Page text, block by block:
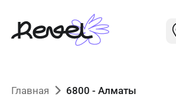
Главная 6800 - Алматы